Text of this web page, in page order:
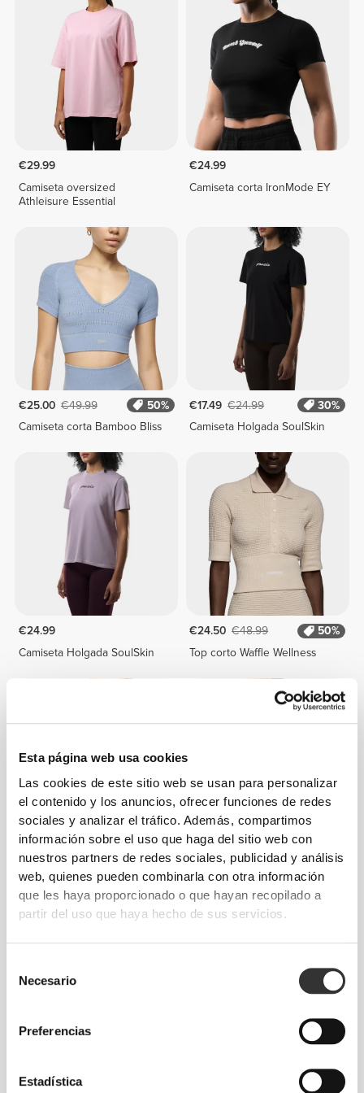
Esta página web usa cookies
Las cookies de este sitio web se usan para personalizar
el contenido y los anuncios, ofrecer funciones de redes
sociales y analizar el tráfico. Además, compartimos
información sobre el uso que haga del sitio web con
nuestros partners de redes sociales, publicidad y análisis
web, quienes pueden combinarla con otra información
que les haya proporcionado o que hayan recopilado a
partir del uso que haya hecho de sus servicios.
Necesario
Preferencias
Estadística
€29.99
Camiseta oversized
Athleisure Essential
€24.99
Camiseta corta IronMode EY
€25.00 €49.99
50%
Camiseta corta Bamboo Bliss
€17.49 €24.99
30%
Camiseta Holgada SoulSkin
€24.99
Camiseta Holgada SoulSkin
€24.50 €48.99
50%
Top corto Waffle Wellness
€17.50 €34.99
50%
Camiseta corta Nebula
€19.99
Camiseta Athleisure W
€22.74 €34.99
50%